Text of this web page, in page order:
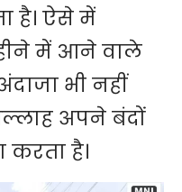
है। ऐसे में
में आने वाले
भी नहीं
अपने बंदों
करता है।